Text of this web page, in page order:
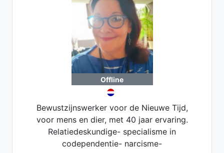
Offline
Bewustzijnswerker voor de Nieuwe Tijd,
voor mens en dier, met 40 jaar ervaring.
Relatiedeskundige- specialisme in
codependentie- narcisme-